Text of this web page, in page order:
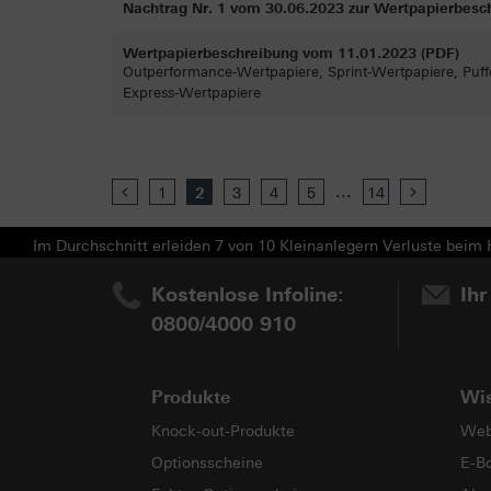
Nachtrag Nr. 1 vom 30.06.2023 zur
Wertpapierbeschreibung vom 11.01.2023 (PDF)
Outperformance-Wertpapiere, Sprint-Wertpapiere,
Express-Wertpapiere
Previous
1 2 3 4 5 ... 14
Im Durchschnitt erleiden 7 von 10 Kleinanlegern Verluste
Kostenlose Infoline:
0800/4000 910
Produkte
Knock-out-Produkte
Optionsscheine
E-